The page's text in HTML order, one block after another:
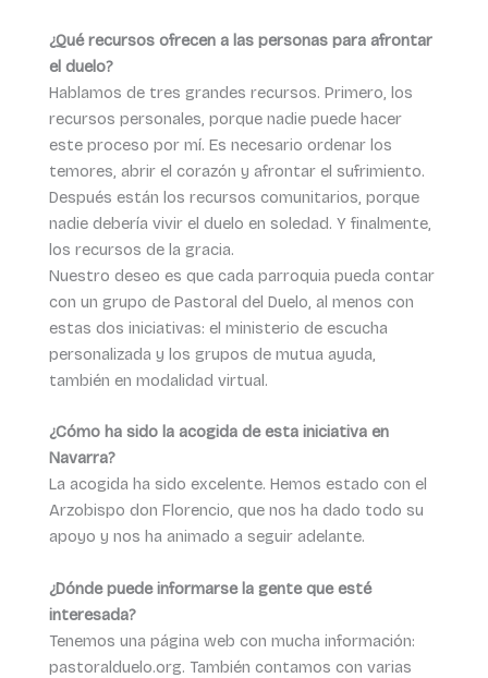
¿Qué recursos ofrecen a las personas para afrontar
el duelo?
Hablamos de tres grandes recursos. Primero, los
recursos personales, porque nadie puede hacer
este proceso por mí. Es necesario ordenar los
temores, abrir el corazón y afrontar el sufrimiento.
Después están los recursos comunitarios, porque
nadie debería vivir el duelo en soledad. Y finalmente,
los recursos de la gracia.
Nuestro deseo es que cada parroquia pueda contar
con un grupo de Pastoral del Duelo, al menos con
estas dos iniciativas: el ministerio de escucha
personalizada y los grupos de mutua ayuda,
también en modalidad virtual.
¿Cómo ha sido la acogida de esta iniciativa en
Navarra?
La acogida ha sido excelente. Hemos estado con el
Arzobispo don Florencio, que nos ha dado todo su
apoyo y nos ha animado a seguir adelante.
¿Dónde puede informarse la gente que esté
interesada?
Tenemos una página web con mucha información:
pastoralduelo.org. También contamos con varias